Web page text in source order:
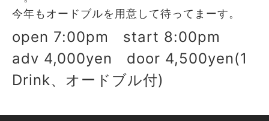
今年もオードブルを用意して待ってまーす。
open 7:00pm start 8:00pm
adv 4,000yen door 4,500yen(1
Drink、オードブル付)